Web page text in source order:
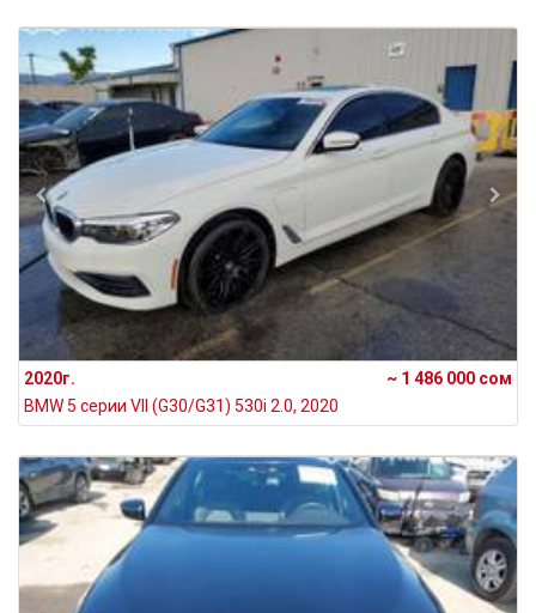
2020г.
~ 1 486 000 сом
BMW 5 серии VII (G30/G31) 530i 2.0, 2020